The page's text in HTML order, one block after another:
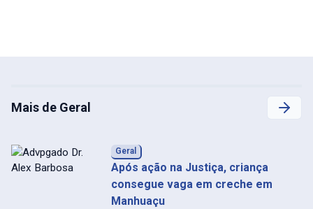
Mais de Geral
Geral
Após ação na Justiça, criança
consegue vaga em creche em
Manhuaçu